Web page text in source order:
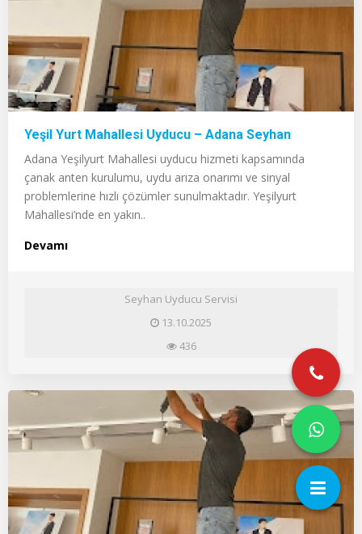
Yeşil Yurt Mahallesi Uyducu – Adana Seyhan
Adana Yeşilyurt Mahallesi uyducu hizmeti kapsamında
çanak anten kurulumu, uydu arıza onarımı ve sinyal
problemlerine hızlı çözümler sunulmaktadır. Yeşilyurt
Mahallesi’nde en yakın..
Devamı
Seyhan Uyducu Servisi
13.10.2025
436